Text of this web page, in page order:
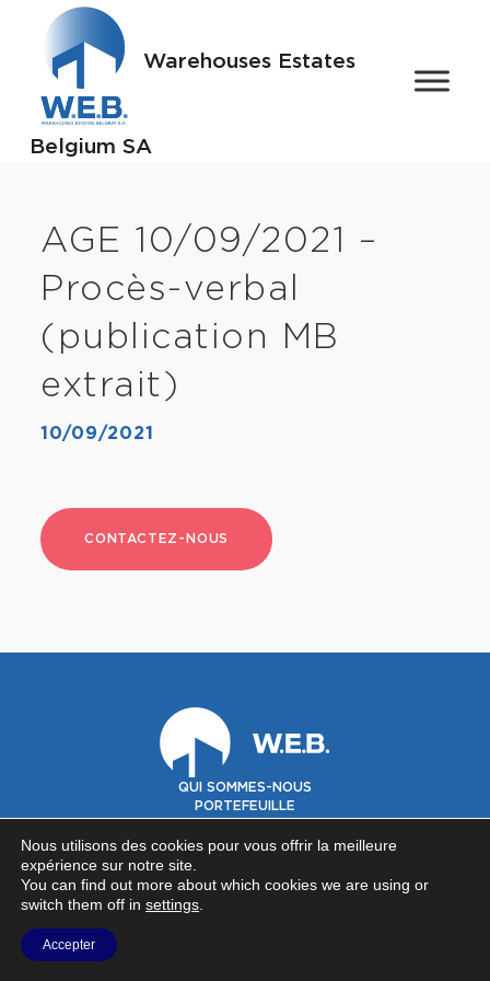
Warehouses Estates
Belgium SA
10/09/2021
AGE 10/09/2021 –
Procès-verbal
(publication MB
extrait)
CONTACTEZ-NOUS
QUI SOMMES-NOUS
PORTEFEUILLE
INVESTISSEURS
©2026 Warehouses Estates Belgium SA -Privacy policy
NOUS SUIVRE SUR
Nous utilisons des cookies pour vous offrir la meilleure
expérience sur notre site.
You can find out more about which cookies we are using or
switch them off in settings
Accepter